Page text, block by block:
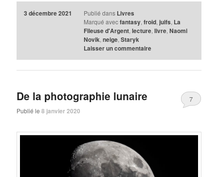
3 décembre 2021 Publié dans Livres
Marqué avec fantasy, froid, juifs, La
Fileuse d'Argent, lecture, livre, Naomi
Novik, neige, Staryk
Laisser un commentaire
De la photographie lunaire
Publié le8 janvier 2020
7